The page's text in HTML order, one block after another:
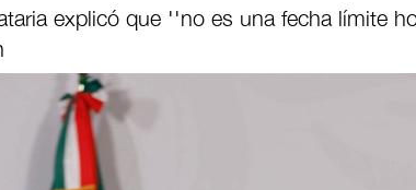
explicó que ''no es una fecha límite